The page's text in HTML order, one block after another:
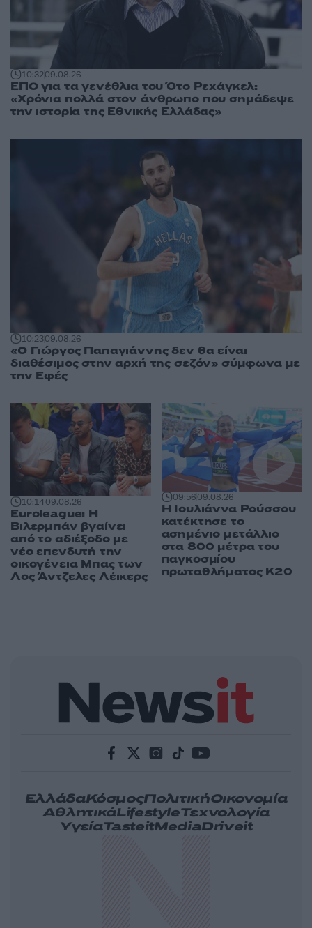
10:3209.08.26
ΕΠΟ για τα γενέθλια του Ότο Ρεχάγκελ:
«Χρόνια πολλά στον άνθρωπο που σημάδεψε
την ιστορία της Εθνικής Ελλάδας»
10:2309.08.26
«Ο Γιώργος Παπαγιάννης δεν θα είναι
διαθέσιμος στην αρχή της σεζόν» σύμφωνα με
την Εφές
10:1409.08.26
Euroleague: Η
Βιλερμπάν βγαίνει
από το αδιέξοδο με
νέο επενδυτή την
οικογένεια Μπας των
Λος Άντζελες Λέικερς
09:5609.08.26
Η Ιουλιάννα Ρούσσου
κατέκτησε το
ασημένιο μετάλλιο
στα 800 μέτρα του
παγκοσμίου
πρωταθλήματος Κ20
ΕλλάδαΚόσμοςΠολιτικήΟικονομία
ΑθλητικάLifestyleΤεχνολογία
ΥγείαTasteitMediaDriveit